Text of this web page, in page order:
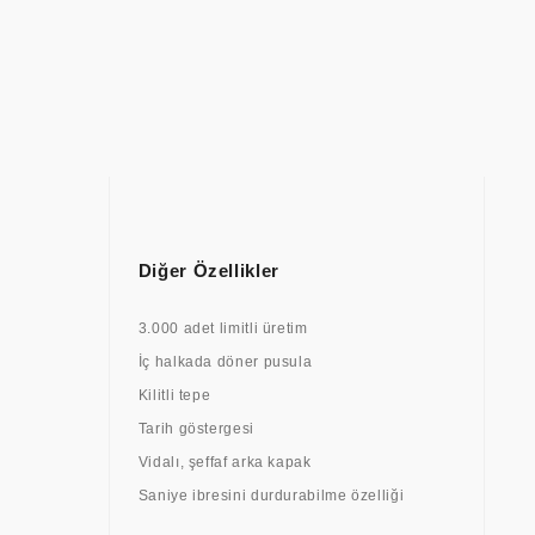
Diğer Özellikler
3.000 adet limitli üretim
İç halkada döner pusula
Kilitli tepe
Tarih göstergesi
Vidalı, şeffaf arka kapak
Saniye ibresini durdurabilme özelliği